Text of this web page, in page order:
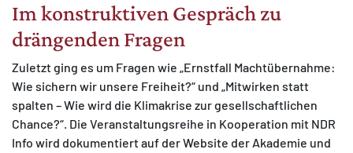
Im konstruktiven Gespräch zu
drängenden Fragen
Zuletzt ging es um Fragen wie „Ernstfall Machtübernahme:
Wie sichern wir unsere Freiheit?“ und „Mitwirken statt
spalten – Wie wird die Klimakrise zur gesellschaftlichen
Chance?“. Die Veranstaltungsreihe in Kooperation mit NDR
Info wird dokumentiert auf der Website der Akademie und